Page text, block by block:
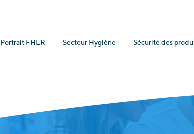
Portrait FHER Secteur Hygiène Sécurité des